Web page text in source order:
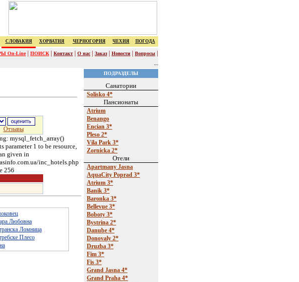
СЛОВАКИЯ ХОРВАТИЯ ЧЕРНОГОРИЯ ЧЕХИЯ ПОГОДА
On-Line| ПОИСК | Контакт | О нас | Заказ | Новости | Вопросы |
...
ПОДРАЗДЕЛЫ
Отзывы
mysql_fetch_array()
parameter 1 to be resource,
given in
inc_hotels.php
256
Любовна
Ломница
Плесо
Санатории
Solisko 4*
Пансионаты
Atrium
Benango
Encian 3*
Pleso 2*
Vila Park 3*
Zornicka 2*
Отели
Apartmany Jasna
AquaCity Poprad 3*
Atrium 3*
Banik 3*
Baronka 3*
Bellevue 3*
Boboty 3*
Bystrina 2*
Danube 4*
Donovaly 2*
Druzba 3*
Fim 3*
Fis 3*
Grand Jasna 4*
Grand Praha 4*